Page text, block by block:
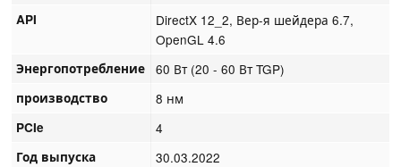
API
DirectX 12_2, Вер-я шейдера 6.7,
OpenGL 4.6
Энергопотребление 60 Вт (20 - 60 Вт TGP)
производство 8 нм
PCIe 4
Год выпуска 30.03.2022